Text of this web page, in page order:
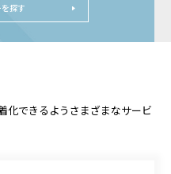
探す
化できるようさまざまなサービ